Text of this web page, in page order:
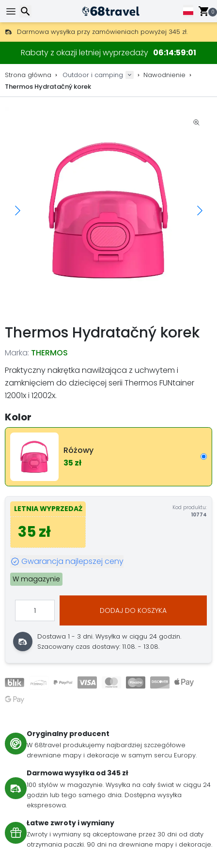
0
Darmowa wysyłka przy zamówieniach powyżej 345 zł.
30 dni na zwrot, 90 dni na drewniane mapy i dekoracje.
Najlepsze ceny na sprzęt outdoorowy i akcesoria.
Rabaty z okazji letniej wyprzedaży 06145900
Strona główna Outdoor i camping
Nawodnienie
Thermos Hydratačný korek
Thermos Hydratačný korek
Marka: THERMOS
Praktyczny nakrętka nawilżająca z uchwytem i
zamknięciem do dziecięcej serii Thermos FUNtainer
12001x i 12002x.
Kolor
Różowy
35 zł
LETNIA WYPRZEDAŻ
35 zł
Kod produktu:
10774
Gwarancja najlepszej ceny
W magazynie
DODAJ DO KOSZYKA
Dostawa 1 - 3 dni.Wysyłka w ciągu 24 godzin.
Szacowany czas dostawy: 11.08. - 13.08.
Oryginalny producent
W 68travel produkujemy najbardziej szczegółowe
drewniane mapy i dekoracje w samym sercu Europy.
Darmowa wysyłka od 345 zł
100 stylów w magazynie. Wysyłka na cały świat w ciągu 24
godzin lub tego samego dnia. Dostępna wysyłka
ekspresowa.
Łatwe zwroty i wymiany
Zwroty i wymiany są akceptowane przez 30 dni od daty
otrzymania paczki. 90 dni na drewniane mapy i dekoracje.
Wyszukaj